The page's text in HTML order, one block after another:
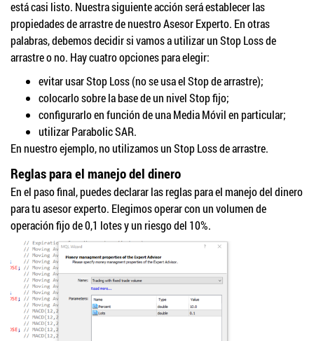
está casi listo. Nuestra siguiente acción será establecer las
propiedades de arrastre de nuestro Asesor Experto. En otras
palabras, debemos decidir si vamos a utilizar un Stop Loss de
arrastre o no. Hay cuatro opciones para elegir:
evitar usar Stop Loss (no se usa el Stop de arrastre);
colocarlo sobre la base de un nivel Stop fijo;
configurarlo en función de una Media Móvil en particular;
utilizar Parabolic SAR.
En nuestro ejemplo, no utilizamos un Stop Loss de arrastre.
Reglas para el manejo del dinero
En el paso final, puedes declarar las reglas para el manejo del dinero
para tu asesor experto. Elegimos operar con un volumen de
operación fijo de 0,1 lotes y un riesgo del 10%.